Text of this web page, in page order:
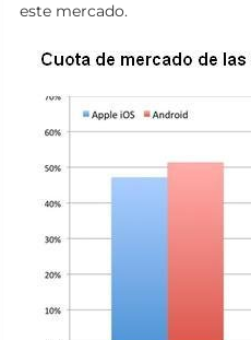
este mercado.